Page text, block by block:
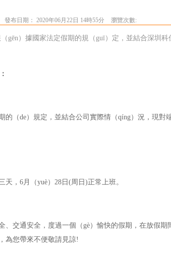
發布日期： 2020年06月22日 14時55分 瀏覽次數:
gēn）據國家法定假期的規（guī）定，並結合深圳
的（de）規定，並結合公司實際情（qíng）況，現對
天，6月（yuè）28日(周日)正常上班。
、交通安全，度過一個（gè）愉快的假期， 在放假期
為您帶來不便敬請見諒!